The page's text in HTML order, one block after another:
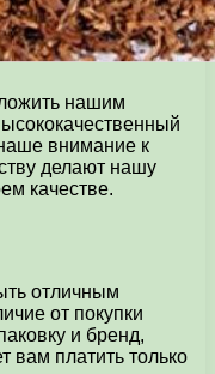
нашим
внимание к
делают нашу
качестве.
отличным
от покупки
и бренд,
вам платить только